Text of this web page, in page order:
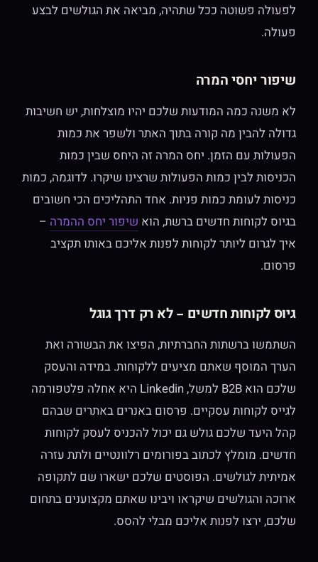
לפעולה פשוטה ככל שתהיה, מביאה את הגולשים לבצע
פעולה.
שיפור יחסי המרה
לא משנה כמה המודעות שלכם יהיו מוצלחות, יש חשיבות
גדולה להבין מה קורה בתוך האתר ולשפר את כמות
הפעולות עם הזמן. יחס המרה זה היחס שבין כמות
הכניסות לבין כמות הפעולות שרצינו שיקרו. לדוגמה, כמות
כניסות לעומת כמות פניות. אחד התהליכים הכי חשובים
בגיוס לקוחות חדשים ברשת, הוא שיפור יחס ההמרה–
איך לגרום ליותר לקוחות לפנות אליכם באותו תקציב
פרסום.
גיוס לקוחות חדשים – לא רק דרך גוגל
השתמשו ברשתות החברתיות, הפיצו את הבשורה ואת
הערך המוסף שאתם מציעים ללקוחות. במידה והעסק
שלכם הוא B2B למשל, Linkedin היא אחלה פלטפורמה
לגייס לקוחות עסקיים. פרסום באנרים באתרים שבהם
קהל היעד שלכם גולש גם יכול להכניס לעסק לקוחות
חדשים. מומלץ לכתוב בפורומים רלוונטיים ולתת עזרה
אמיתית לגולשים. הפוסטים שלכם ישארו שם לתקופה
ארוכה והגולשים שיקראו ויבינו שאתם מקצוענים בתחום
שלכם, ירצו לפנות אליכם מבלי להסס.